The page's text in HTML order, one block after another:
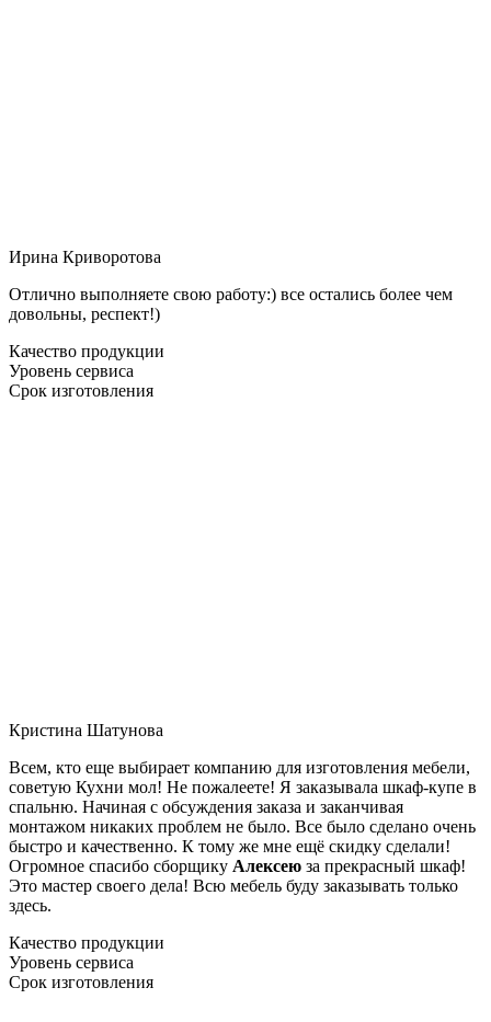
Ирина Криворотова
Отлично выполняете свою работу:) все остались более чем
довольны, респект!)
Качество продукции
Уровень сервиса
Срок изготовления
Кристина Шатунова
Всем, кто еще выбирает компанию для изготовления мебели,
советую Кухни мол! Не пожалеете! Я заказывала шкаф-купе в
спальню. Начиная с обсуждения заказа и заканчивая
монтажом никаких проблем не было. Все было сделано очень
быстро и качественно. К тому же мне ещё скидку сделали!
Огромное спасибо сборщику Алексею за прекрасный шкаф!
Это мастер своего дела! Всю мебель буду заказывать только
здесь.
Качество продукции
Уровень сервиса
Срок изготовления